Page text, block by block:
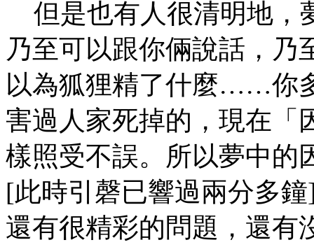
但是也有人很清明地，
乃至可以跟你倆說話，乃
以為狐狸精了什麼……你
害過人家死掉的，現在「
樣照受不誤。所以夢中的
[此時引磬已響過兩分多
還有很精彩的問題，還有